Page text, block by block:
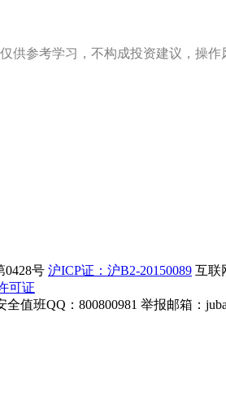
供参考学习，不构成投资建议，操作
0428号 沪ICP证：沪B2-20150089 互联
可证
全值班QQ：800800981 举报邮箱：